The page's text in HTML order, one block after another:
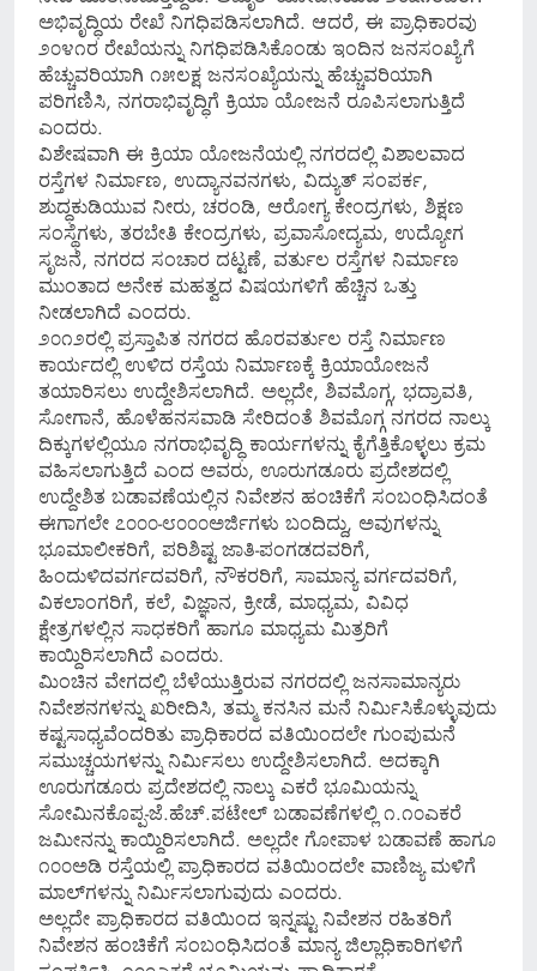
ಅಭಿವೃದ್ಧಿಯ ರೇಖೆ ನಿಗಧಿಪಡಿಸಲಾಗಿದೆ. ಆದರೆ, ಈ ಪ್ರಾಧಿಕಾರವು
೨೦೪೧ರ ರೇಖೆಯನ್ನು ನಿಗಧಿಪಡಿಸಿಕೊಂಡು ಇಂದಿನ ಜನಸಂಖ್ಯೆಗೆ
ಹೆಚ್ಚುವರಿಯಾಗಿ ೧೫ಲಕ್ಷ ಜನಸಂಖ್ಯೆಯನ್ನು ಹೆಚ್ಚುವರಿಯಾಗಿ
ಪರಿಗಣಿಸಿ, ನಗರಾಭಿವೃದ್ಧಿಗೆ ಕ್ರಿಯಾ ಯೋಜನೆ ರೂಪಿಸಲಾಗುತ್ತಿದೆ
ಎಂದರು.
ವಿಶೇಷವಾಗಿ ಈ ಕ್ರಿಯಾ ಯೋಜನೆಯಲ್ಲಿ ನಗರದಲ್ಲಿ ವಿಶಾಲವಾದ
ರಸ್ತೆಗಳ ನಿರ್ಮಾಣ, ಉದ್ಯಾನವನಗಳು, ವಿದ್ಯುತ್ ಸಂಪರ್ಕ,
ಶುದ್ಧಕುಡಿಯುವ ನೀರು, ಚರಂಡಿ, ಆರೋಗ್ಯ ಕೇಂದ್ರಗಳು, ಶಿಕ್ಷಣ
ಸಂಸ್ಥೆಗಳು, ತರಬೇತಿ ಕೇಂದ್ರಗಳು, ಪ್ರವಾಸೋದ್ಯಮ, ಉದ್ಯೋಗ
ಸೃಜನೆ, ನಗರದ ಸಂಚಾರ ದಟ್ಟಣೆ, ವರ್ತುಲ ರಸ್ತೆಗಳ ನಿರ್ಮಾಣ
ಮುಂತಾದ ಅನೇಕ ಮಹತ್ವದ ವಿಷಯಗಳಿಗೆ ಹೆಚ್ಚಿನ ಒತ್ತು
ನೀಡಲಾಗಿದೆ ಎಂದರು.
೨೦೧೨ರಲ್ಲಿ ಪ್ರಸ್ತಾಪಿತ ನಗರದ ಹೊರವರ್ತುಲ ರಸ್ತೆ ನಿರ್ಮಾಣ
ಕಾರ್ಯದಲ್ಲಿ ಉಳಿದ ರಸ್ತೆಯ ನಿರ್ಮಾಣಕ್ಕೆ ಕ್ರಿಯಾಯೋಜನೆ
ತಯಾರಿಸಲು ಉದ್ದೇಶಿಸಲಾಗಿದೆ. ಅಲ್ಲದೇ, ಶಿವಮೊಗ್ಗ, ಭದ್ರಾವತಿ,
ಸೋಗಾನೆ, ಹೊಳೆಹನಸವಾಡಿ ಸೇರಿದಂತೆ ಶಿವಮೊಗ್ಗ ನಗರದ ನಾಲ್ಕು
ದಿಕ್ಕುಗಳಲ್ಲಿಯೂ ನಗರಾಭಿವೃದ್ಧಿ ಕಾರ್ಯಗಳನ್ನು ಕೈಗೆತ್ತಿಕೊಳ್ಳಲು ಕ್ರಮ
ವಹಿಸಲಾಗುತ್ತಿದೆ ಎಂದ ಅವರು, ಊರುಗಡೂರು ಪ್ರದೇಶದಲ್ಲಿ
ಉದ್ದೇಶಿತ ಬಡಾವಣೆಯಲ್ಲಿನ ನಿವೇಶನ ಹಂಚಿಕೆಗೆ ಸಂಬಂಧಿಸಿದಂತೆ
ಈಗಾಗಲೇ ೭೦೦೦-೮೦೦೦ಅರ್ಜಿಗಳು ಬಂದಿದ್ದು, ಅವುಗಳನ್ನು
ಭೂಮಾಲೀಕರಿಗೆ, ಪರಿಶಿಷ್ಟ ಜಾತಿ-ಪಂಗಡದವರಿಗೆ,
ಹಿಂದುಳಿದವರ್ಗದವರಿಗೆ, ನೌಕರರಿಗೆ, ಸಾಮಾನ್ಯ ವರ್ಗದವರಿಗೆ,
ವಿಕಲಾಂಗರಿಗೆ, ಕಲೆ, ವಿಜ್ಞಾನ, ಕ್ರೀಡೆ, ಮಾಧ್ಯಮ, ವಿವಿಧ
ಕ್ಷೇತ್ರಗಳಲ್ಲಿನ ಸಾಧಕರಿಗೆ ಹಾಗೂ ಮಾಧ್ಯಮ ಮಿತ್ರರಿಗೆ
ಕಾಯ್ದಿರಿಸಲಾಗಿದೆ ಎಂದರು.
ಮಿಂಚಿನ ವೇಗದಲ್ಲಿ ಬೆಳೆಯುತ್ತಿರುವ ನಗರದಲ್ಲಿ ಜನಸಾಮಾನ್ಯರು
ನಿವೇಶನಗಳನ್ನು ಖರೀದಿಸಿ, ತಮ್ಮ ಕನಸಿನ ಮನೆ ನಿರ್ಮಿಸಿಕೊಳ್ಳುವುದು
ಕಷ್ಟಸಾಧ್ಯವೆಂದರಿತು ಪ್ರಾಧಿಕಾರದ ವತಿಯಿಂದಲೇ ಗುಂಪುಮನೆ
ಸಮುಚ್ಚಯಗಳನ್ನು ನಿರ್ಮಿಸಲು ಉದ್ದೇಶಿಸಲಾಗಿದೆ. ಅದಕ್ಕಾಗಿ
ಊರುಗಡೂರು ಪ್ರದೇಶದಲ್ಲಿ ನಾಲ್ಕು ಎಕರೆ ಭೂಮಿಯನ್ನು
ಸೋಮಿನಕೊಪ್ಪ-ಜೆ.ಹೆಚ್.ಪಟೇಲ್ ಬಡಾವಣೆಗಳಲ್ಲಿ ೧.೧೦ಎಕರೆ
ಜಮೀನನ್ನು ಕಾಯ್ದಿರಿಸಲಾಗಿದೆ. ಅಲ್ಲದೇ ಗೋಪಾಳ ಬಡಾವಣೆ ಹಾಗೂ
೧೦೦ಅಡಿ ರಸ್ತೆಯಲ್ಲಿ ಪ್ರಾಧಿಕಾರದ ವತಿಯಿಂದಲೇ ವಾಣಿಜ್ಯ ಮಳಿಗೆ
ಮಾಲ್‌ಗಳನ್ನು ನಿರ್ಮಿಸಲಾಗುವುದು ಎಂದರು.
ಅಲ್ಲದೇ ಪ್ರಾಧಿಕಾರದ ವತಿಯಿಂದ ಇನ್ನಷ್ಟು ನಿವೇಶನ ರಹಿತರಿಗೆ
ನಿವೇಶನ ಹಂಚಿಕೆಗೆ ಸಂಬಂಧಿಸಿದಂತೆ ಮಾನ್ಯ ಜಿಲ್ಲಾಧಿಕಾರಿಗಳಿಗೆ